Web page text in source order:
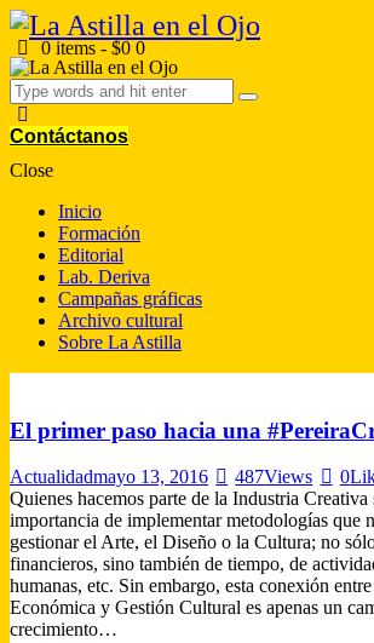
0 items -$0 0
Contáctanos
Close
Inicio
Formación
Editorial
Lab. Deriva
Campañas gráficas
Archivo cultural
Sobre La Astilla
El primer paso hacia una
Actualidadmayo 13, 2016 487Views 0
Quienes hacemos parte de la Industria Creativa
importancia de implementar metodologías que
gestionar el Arte, el Diseño o la Cultura; no
financieros, sino también de tiempo, de
humanas, etc. Sin embargo, esta conexión
Económica y Gestión Cultural es apenas un
crecimiento…